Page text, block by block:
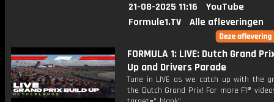
21-08-2025 11:16
YouTube
Formule1.TV
Alle afleveringen
FORMULA 1: LIVE: Dutch Grand
Up and Drivers Parade
Tune in LIVE as we catch up with the
the Dutch Grand Prix! For more F1®